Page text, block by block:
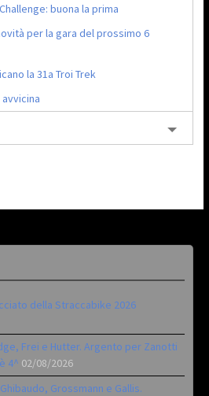
buona la prima
per la gara del prossimo 6
la 31a Troi Trek
della Straccabike 2026
Frei e Hutter. Argento per Zanotti
4^ 02/08/2026
Grossmann e Gallis.